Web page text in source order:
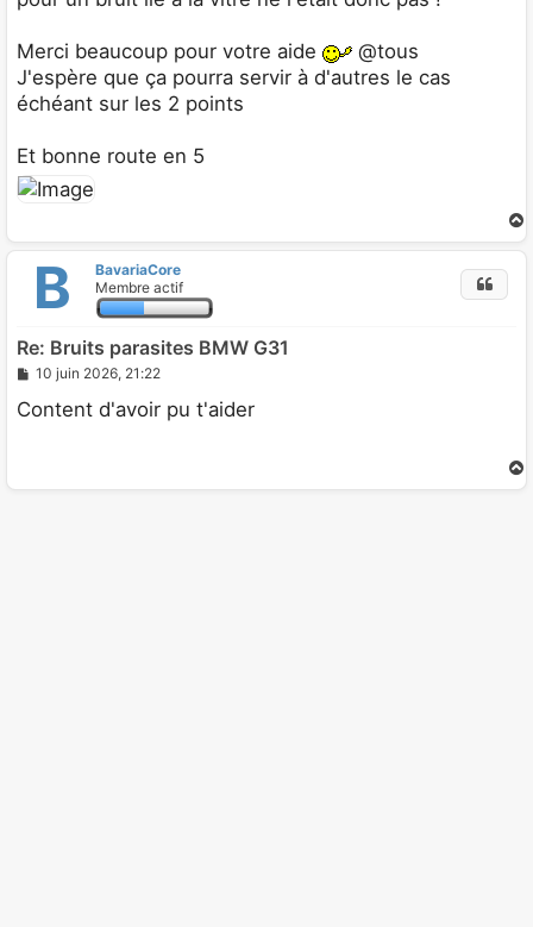
Merci beaucoup pour votre aide
@tous
J'espère que ça pourra servir à d'autres le cas
échéant sur les 2 points
Et bonne route en 5
B
BavariaCore
Membre actif
Re: Bruits parasites BMW G31
M
s
s
10 juin 2026, 21:22
Content d'avoir pu t'aider